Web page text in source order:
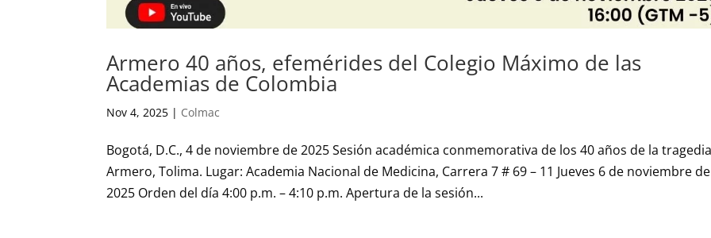
Armero 40 años, efemérides del Colegio Máximo de las
Academias de Colombia
Nov 4, 2025 | Colmac
Bogotá, D.C., 4 de noviembre de 2025 Sesión académica conmemorativa de los 40 años de la
Armero, Tolima. Lugar: Academia Nacional de Medicina, Carrera 7 # 69 – 11 Jueves 6 de noviembre de
2025 Orden del día 4:00 p.m. – 4:10 p.m. Apertura de la sesión...